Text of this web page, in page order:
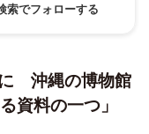
索でフォローする
沖縄の博物館
資料の一つ」